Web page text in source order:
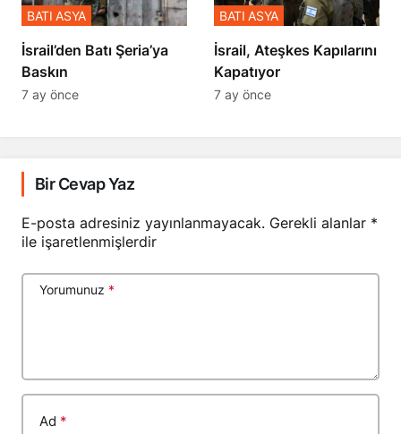
​​​​​​​İsrail’den Batı Şeria’ya
Baskın
BATI ASYA
7 ay önce
İsrail, Ateşkes Kapılarını
Kapatıyor
BATI ASYA
7 ay önce
Bir Cevap Yaz
E-posta adresiniz yayınlanmayacak. Gerekli alanlar *
ile işaretlenmişlerdir
Yorumunuz *
Ad *